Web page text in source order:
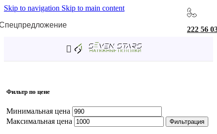
Skip to navigation Skip to main content
222 56
Товар Длина
Фильтр по цене
Минимальная цена
Максимальная цена
Фильтрация